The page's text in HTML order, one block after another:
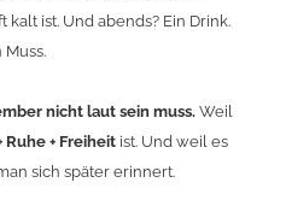
ist. Und abends? Ein Drink.
Muss.
nicht laut sein muss. Weil
Ruhe + Freiheit ist. Und weil es
sich später erinnert.